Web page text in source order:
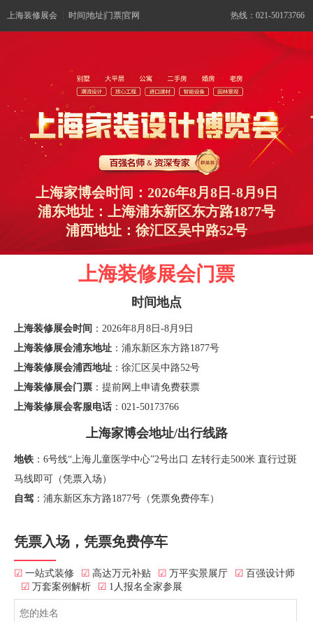
上海装修展会 时间|地址|门票|官网 热线：021-50173766
上海家博会时间：2026年8月8日-8月9日
浦东地址：上海浦东新区东方路1877号
浦西地址：徐汇区吴中路52号
上海装修展会门票
时间地点
上海装修展会时间 ：2026年8月8日-8月9日
上海装修展会浦东地址 ：浦东新区东方路1877号
上海装修展会浦西地址 ：徐汇区吴中路52号
上海装修展会门票 ：提前网上申请免费获票
上海装修展会客服电话 ：021-50173766
上海家博会地址/出行线路
地铁 ：6号线“上海儿童医学中心”2号出口 左转行走500米 直行过斑
马线即可（凭票入场）
自驾 ：浦东新区东方路1877号（凭票免费停车）
凭票入场，凭票免费停车
☑ 一站式装修 ☑ 高达万元补贴 ☑ 万平实景展厅 ☑ 百强设计师
☑ 万套案例解析 ☑ 1人报名全家参展